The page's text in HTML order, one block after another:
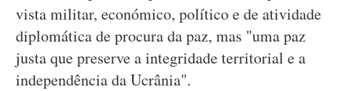
vista militar, económico, político e de atividade
diplomática de procura da paz, mas "uma paz
justa que preserve a integridade territorial e a
independência da Ucrânia".